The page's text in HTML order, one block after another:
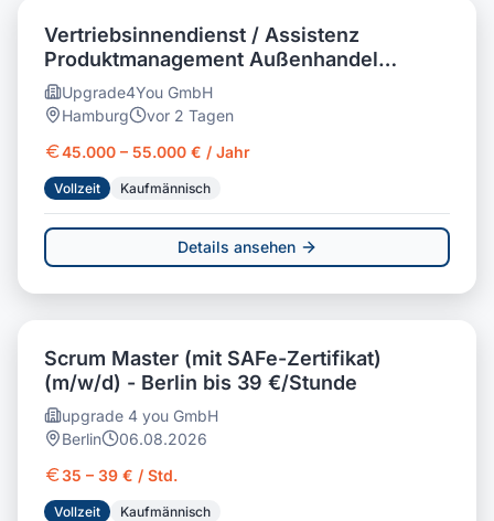
Vertriebsinnendienst / Assistenz
Produktmanagement Außenhandel
(m/w/d) Personalvermittlung
Upgrade4You GmbH
Hamburg
vor 2 Tagen
45.000 – 55.000 € / Jahr
Vollzeit Kaufmännisch
Details ansehen
Scrum Master (mit SAFe-Zertifikat)
(m/w/d) - Berlin bis 39 €/Stunde
upgrade 4 you GmbH
Berlin
06.08.2026
35 – 39 € / Std.
Vollzeit Kaufmännisch